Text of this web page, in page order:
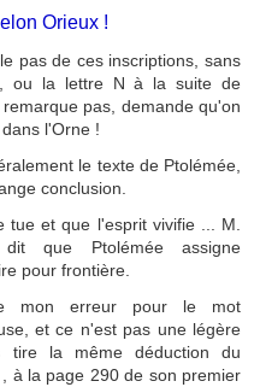
Orieux !
pas de ces inscriptions, sans
ou la lettre N à la suite de
remarque pas, demande qu'on
l'Orne !
le texte de Ptolémée,
conclusion.
et que l'esprit vivifie ... M.
que Ptolémée assigne
pour frontière.
mon erreur pour le mot
et ce n'est pas une légère
tire la même déduction du
à la page 290 de son premier